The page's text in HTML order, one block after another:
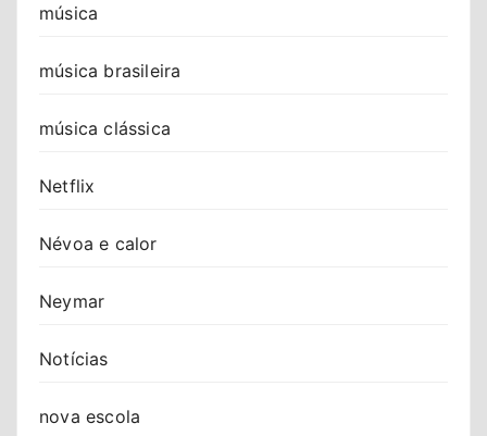
música
música brasileira
música clássica
Netflix
Névoa e calor
Neymar
Notícias
nova escola